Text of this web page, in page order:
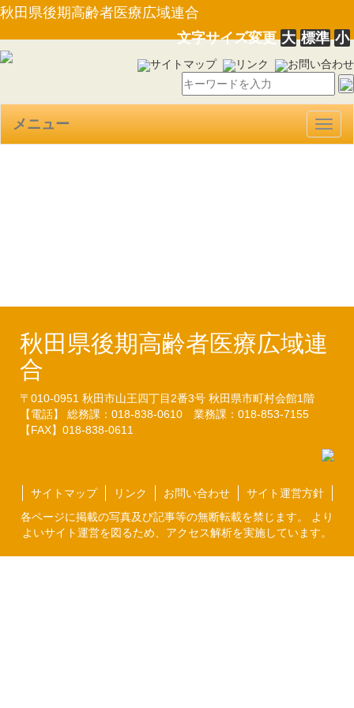
秋田県後期高齢者医療広域連合
文字サイズ変更大 標準 小
サイトマップ リンク お問い合わせ
メニュー
秋田県後期高齢者医療広域連
合
〒010-0951 秋田市山王四丁目2番3号 秋田県市町村会館1階
【電話】 総務課：018-838-0610 業務課：018-853-7155
【FAX】018-838-0611
サイトマップ リンク お問い合わせ
サイト運営方針
各ページに掲載の写真及び記事等の無断転載を禁じます。 より
よいサイト運営を図るため、アクセス解析を実施しています。